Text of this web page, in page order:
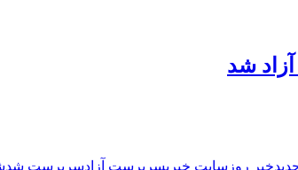
شد
خبر روز سایت خبریسرپرست آزادسرپرست شد